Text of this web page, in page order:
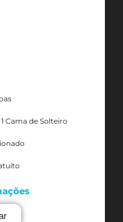
Cama de Solteiro